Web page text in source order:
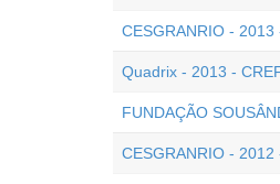
CESGRANRIO -
Quadrix - 2013 -
FUNDAÇÃO
CESGRANRIO -